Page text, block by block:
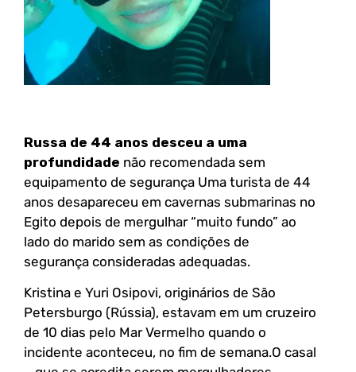
Russa de 44 anos desceu a uma
profundidade não recomendada sem
equipamento de segurança Uma turista de 44
anos desapareceu em cavernas submarinas no
Egito depois de mergulhar “muito fundo” ao
lado do marido sem as condições de
segurança consideradas adequadas.
Kristina e Yuri Osipovi, originários de São
Petersburgo (Rússia), estavam em um cruzeiro
de 10 dias pelo Mar Vermelho quando o
incidente aconteceu, no fim de semana.O casal